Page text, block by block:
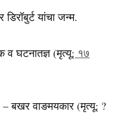
यांचा जन्म.
व घटनातज्ञ (मृत्यू: १७
बखर वाङमयकार (मृत्यू: ?